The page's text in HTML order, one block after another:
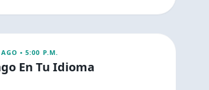
9
•5:00 P.M.
En Tu Idioma